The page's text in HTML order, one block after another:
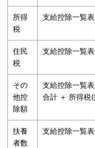
所得
税
支給控除一覧
住民
税
支給控除一覧
その
他控
除額
支給控除一覧
合計 ＋ 所得税(
扶養
者数
支給控除一覧